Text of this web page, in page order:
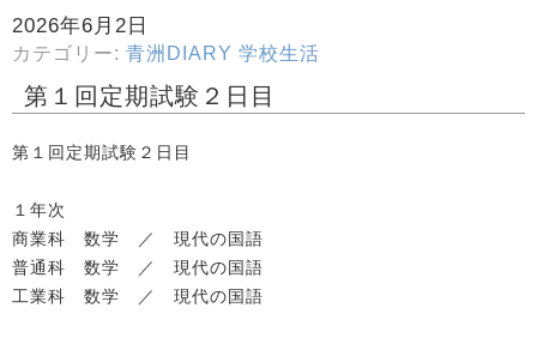
2026年6月2日
カテゴリー: 青洲DIARY 学校生活
第１回定期試験２日目
第１回定期試験２日目
１年次
商業科 数学 ／ 現代の国語
普通科 数学 ／ 現代の国語
工業科 数学 ／ 現代の国語